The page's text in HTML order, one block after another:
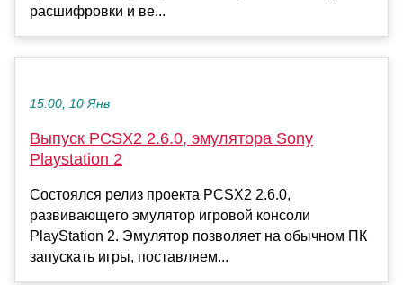
расшифровки и ве...
15:00, 10 Янв
Выпуск PCSX2 2.6.0, эмулятора Sony
Playstation 2
Состоялся релиз проекта PCSX2 2.6.0,
развивающего эмулятор игровой консоли
PlayStation 2. Эмулятор позволяет на обычном ПК
запускать игры, поставляем...